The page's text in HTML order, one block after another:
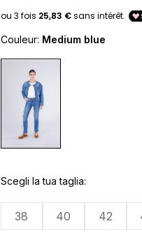
Couleur: Medium blue
Scegli la tua taglia
38 40 42